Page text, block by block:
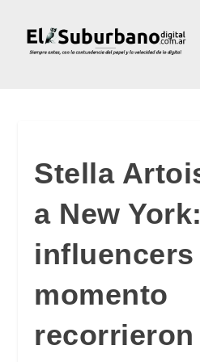
Stella
a New
influencers
momento
recorrieron